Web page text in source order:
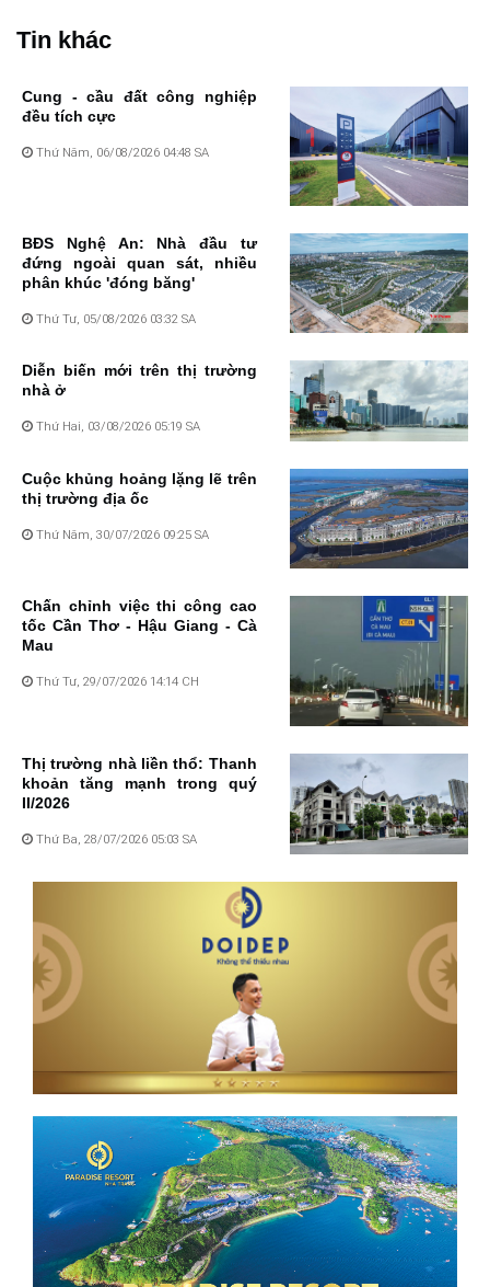
Tin khác
Cung - cầu đất công nghiệp
đều tích cực
Thứ Năm, 06/08/2026 04:48 SA
BĐS Nghệ An: Nhà đầu tư
đứng ngoài quan sát, nhiều
phân khúc 'đóng băng'
Thứ Tư, 05/08/2026 03:32 SA
Diễn biến mới trên thị trường
nhà ở
Thứ Hai, 03/08/2026 05:19 SA
Cuộc khủng hoảng lặng lẽ trên
thị trường địa ốc
Thứ Năm, 30/07/2026 09:25 SA
Chấn chỉnh việc thi công cao
tốc Cần Thơ - Hậu Giang - Cà
Mau
Thứ Tư, 29/07/2026 14:14 CH
Thị trường nhà liền thổ: Thanh
khoản tăng mạnh trong quý
II/2026
Thứ Ba, 28/07/2026 05:03 SA